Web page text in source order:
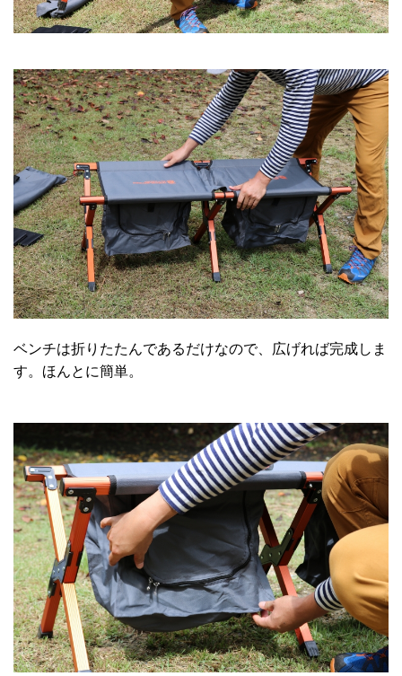
ベンチは折りたたんであるだけなので、広げれば完成しま
す。ほんとに簡単。